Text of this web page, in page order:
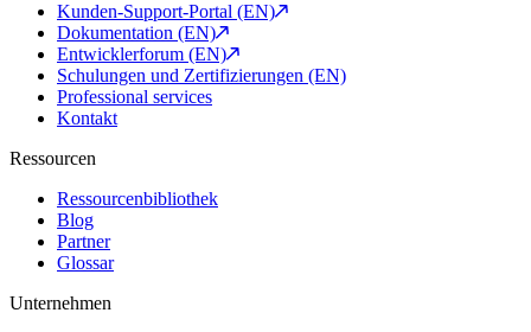
Kunden-Support-Portal (EN)
Dokumentation (EN)
Entwicklerforum (EN)
Schulungen und Zertifizierungen (EN)
Professional services
Kontakt
Ressourcen
Ressourcenbibliothek
Blog
Partner
Glossar
Unternehmen